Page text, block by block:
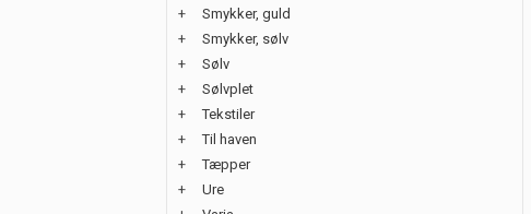
+
Smykker, guld
+
Smykker, sølv
+
Sølv
+
Sølvplet
+
Tekstiler
+
Til haven
+
Tæpper
+
Ure